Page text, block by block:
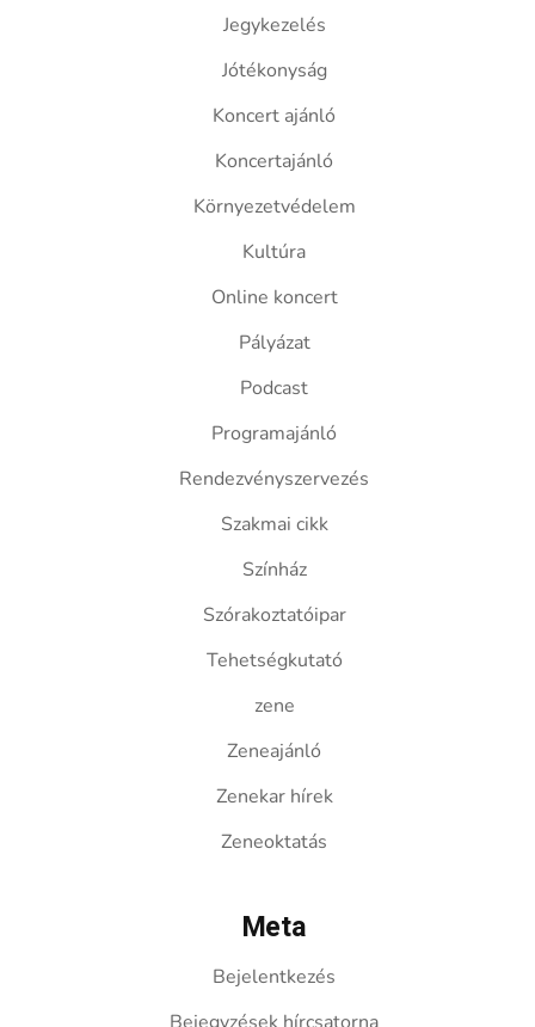
Jegykezelés
Jótékonyság
Koncert ajánló
Koncertajánló
Környezetvédelem
Kultúra
Online koncert
Pályázat
Podcast
Programajánló
Rendezvényszervezés
Szakmai cikk
Színház
Szórakoztatóipar
Tehetségkutató
zene
Zeneajánló
Zenekar hírek
Zeneoktatás
Meta
Bejelentkezés